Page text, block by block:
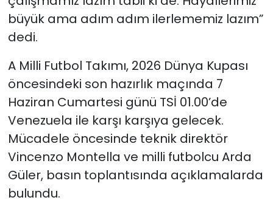
büyük ama adım adım ilerlememiz lazım”
dedi.
A Milli Futbol Takımı, 2026 Dünya Kupası
öncesindeki son hazırlık maçında 7
Haziran Cumartesi günü TSİ 01.00’de
Venezuela ile karşı karşıya gelecek.
Mücadele öncesinde teknik direktör
Vincenzo Montella ve milli futbolcu Arda
Güler, basın toplantısında açıklamalarda
bulundu.